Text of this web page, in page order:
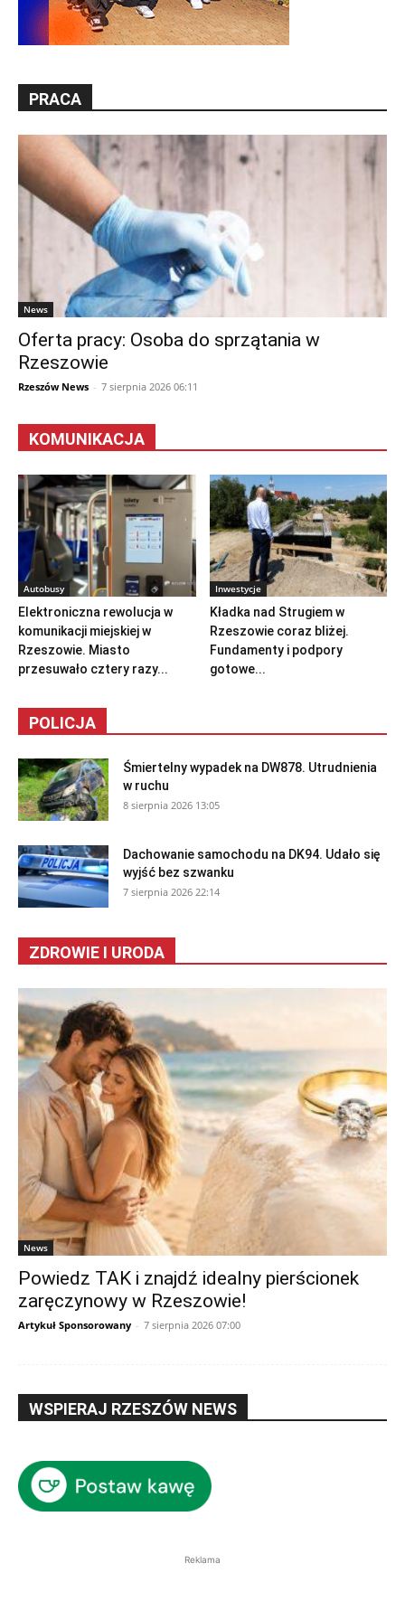
PRACA
News
Oferta pracy: Osoba do sprzątania w
Rzeszowie
Rzeszów News - 7 sierpnia 2026 06:11
KOMUNIKACJA
Autobusy
Elektroniczna rewolucja w
komunikacji miejskiej w
Rzeszowie. Miasto
przesuwało cztery razy...
Inwestycje
Kładka nad Strugiem w
Rzeszowie coraz bliżej.
Fundamenty i podpory
gotowe...
POLICJA
Śmiertelny wypadek na DW878. Utrudnienia
w ruchu
8 sierpnia 2026 13:05
Dachowanie samochodu na DK94. Udało się
wyjść bez szwanku
7 sierpnia 2026 22:14
ZDROWIE I URODA
News
Powiedz TAK i znajdź idealny pierścionek
zaręczynowy w Rzeszowie!
Artykuł Sponsorowany - 7 sierpnia 2026 07:00
WSPIERAJ RZESZÓW NEWS
Reklama